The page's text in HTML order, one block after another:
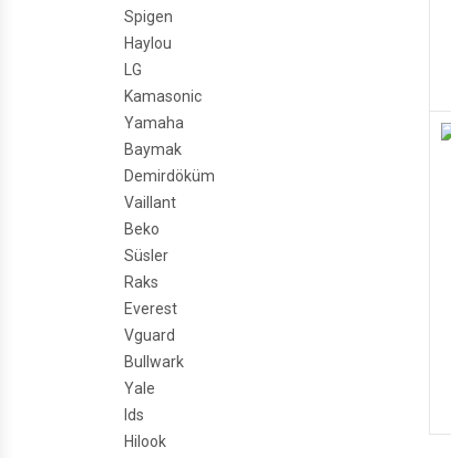
Spigen
Haylou
LG
Kamasonic
Yamaha
Baymak
Demirdöküm
Vaillant
Beko
Süsler
Raks
Everest
Vguard
Bullwark
Yale
Ids
Hilook